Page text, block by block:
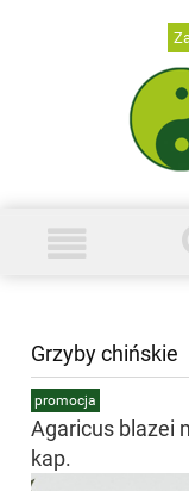
Grzyby chińskie
Agaricus blazei
kap.
promocja